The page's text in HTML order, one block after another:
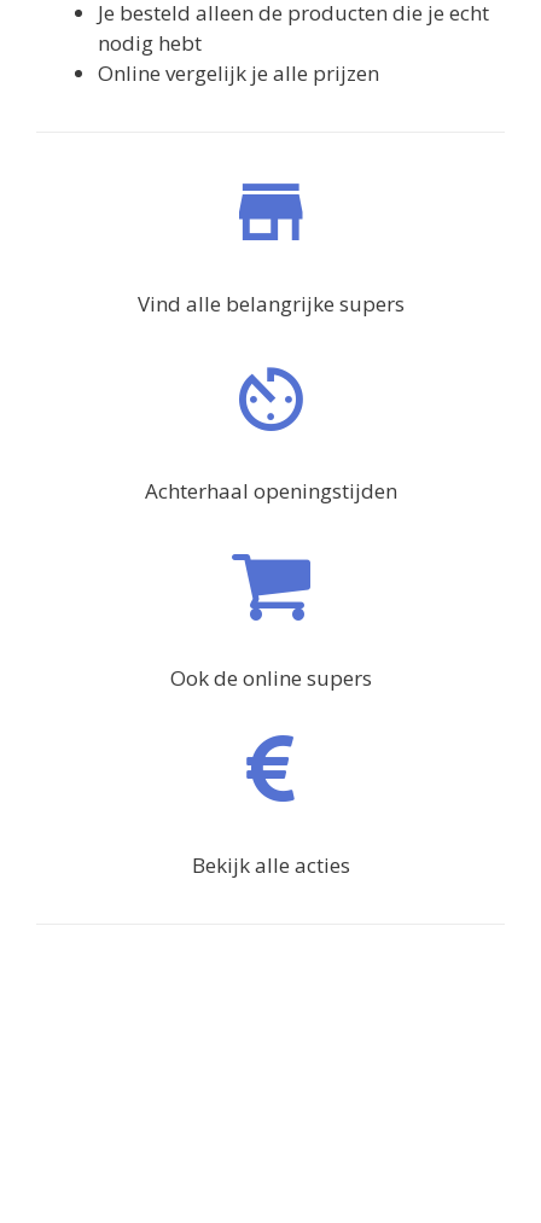
Je besteld alleen de producten die je echt
nodig hebt
Online vergelijk je alle prijzen
Vind alle belangrijke supers
Achterhaal openingstijden
Ook de online supers
Bekijk alle acties